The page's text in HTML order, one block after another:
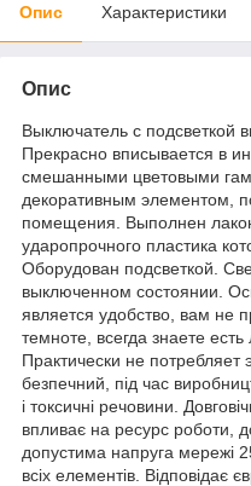
Опис Характеристики
Опис
Выключатель с подсветкой
Прекрасно вписывается в
смешанными цветовыми
декоративным элементом,
помещения. Выполнен
ударопрочного пластика
Оборудован подсветкой.
выключенном состоянии.
является удобство, вам не
темноте, всегда знаете
Практически не потребляет
безпечний, під час
і токсичні речовини.
впливає на ресурс роботи,
допустима напруга мережі
всіх елементів. Відповідає